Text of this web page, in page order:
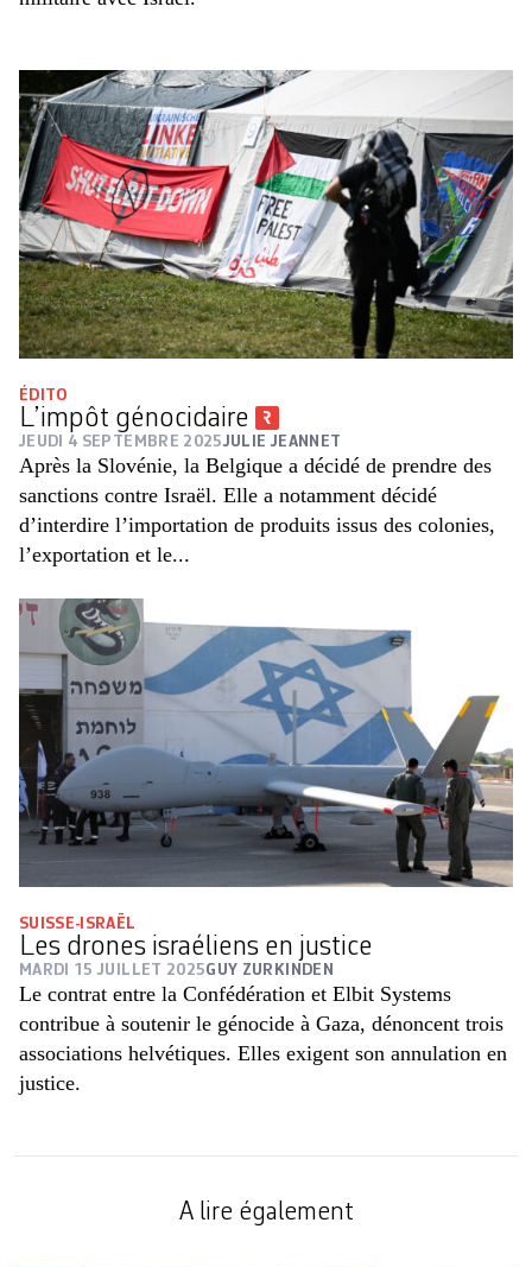
ÉDITO
L’impôt génocidaire
JEUDI 4 SEPTEMBRE 2025JULIE JEANNET
Après la Slovénie, la Belgique a décidé de prendre des
sanctions contre Israël. Elle a notamment décidé
d’interdire l’importation de produits issus des colonies,
l’exportation et le...
SUISSE-ISRAËL
Les drones israéliens en justice
MARDI 15 JUILLET 2025GUY ZURKINDEN
Le contrat entre la Confédération et Elbit Systems
contribue à soutenir le génocide à Gaza, dénoncent trois
associations helvétiques. Elles exigent son annulation en
justice.
A lire également